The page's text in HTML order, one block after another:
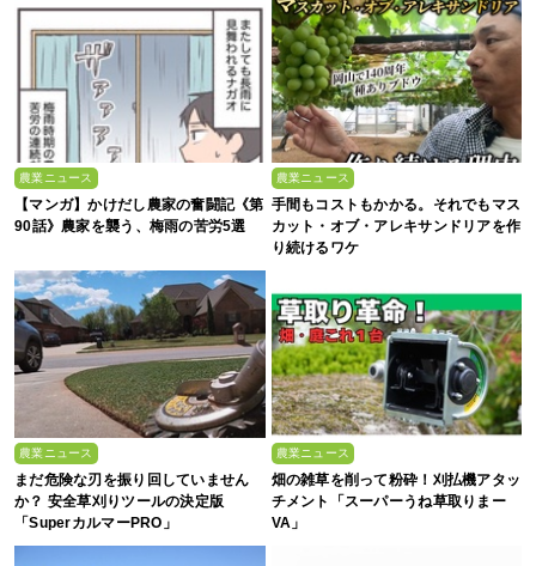
農業ニュース
【マンガ】かけだし農家の奮闘記《第
90話》農家を襲う、梅雨の苦労5選
農業ニュース
手間もコストもかかる。それでもマス
カット・オブ・アレキサンドリアを作
り続けるワケ
農業ニュース
まだ危険な刃を振り回していません
か？ 安全草刈りツールの決定版
「SuperカルマーPRO」
農業ニュース
畑の雑草を削って粉砕！刈払機アタッ
チメント「スーパーうね草取りまー
VA」